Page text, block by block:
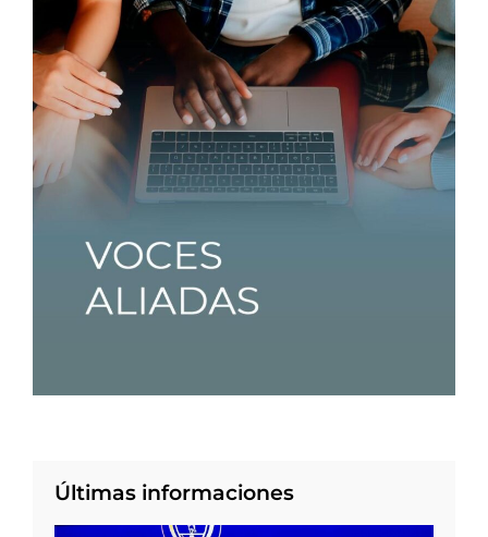
Últimas informaciones